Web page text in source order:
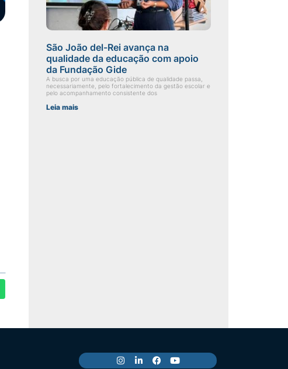
São João del-Rei avança na
qualidade da educação com apoio
da Fundação Gide
A busca por uma educação pública de qualidade passa,
necessariamente, pelo fortalecimento da gestão escolar e
pelo acompanhamento consistente dos
Leia mais